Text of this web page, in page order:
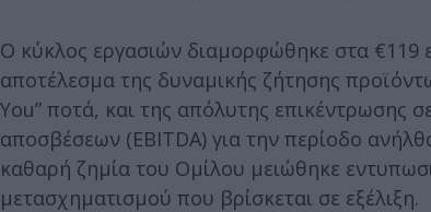
Ο κύκλος εργασιών διαμορφώθηκε στα €119
αποτέλεσμα της δυναμικής ζήτησης
You” ποτά, και της απόλυτης
αποσβέσεων (EBITDA) για την περίοδο
καθαρή ζημία του Ομίλου μειώθηκε
μετασχηματισμού που βρίσκεται σε εξέλιξη.